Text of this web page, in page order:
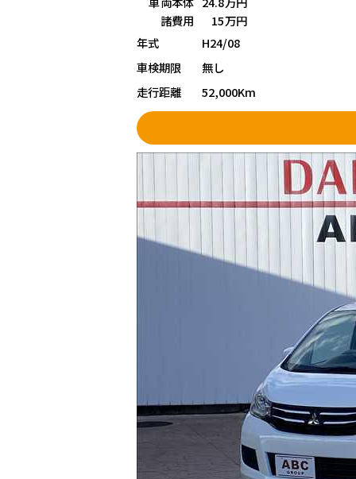
諸費用
15万円
年式
H24/08
車検期限
無し
走行距離
52,000Km